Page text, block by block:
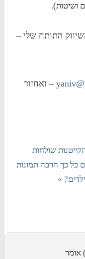
ושיטות).
התותח שלי –
– ואחזור
שולחות
כל כך הרבה תמונות
»
אומר